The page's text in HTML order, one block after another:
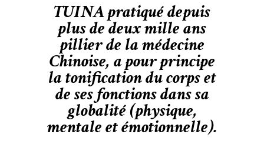
TUINA pratiqué depuis
plus de deux mille ans
pillier de la médecine
Chinoise, a pour principe
la tonification du corps et
de ses fonctions dans sa
globalité (physique,
mentale et émotionnelle).